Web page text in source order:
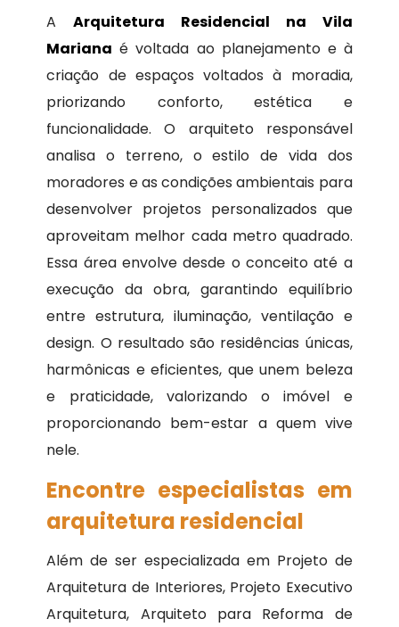
AArquitetura Residencial na Vila
Mariana é voltada ao planejamento e à
criação de espaços voltados à moradia,
priorizando conforto, estética e
funcionalidade. O arquiteto responsável
analisa o terreno, o estilo de vida dos
moradores e as condições ambientais para
desenvolver projetos personalizados que
aproveitam melhor cada metro quadrado.
Essa área envolve desde o conceito até a
execução da obra, garantindo equilíbrio
entre estrutura, iluminação, ventilação e
design. O resultado são residências únicas,
harmônicas e eficientes, que unem beleza
e praticidade, valorizando o imóvel e
proporcionando bem-estar a quem vive
nele.
Encontre especialistas em
arquitetura residencial
Além de ser especializada em Projeto de
Arquitetura de Interiores, Projeto Executivo
Arquitetura, Arquiteto para Reforma de